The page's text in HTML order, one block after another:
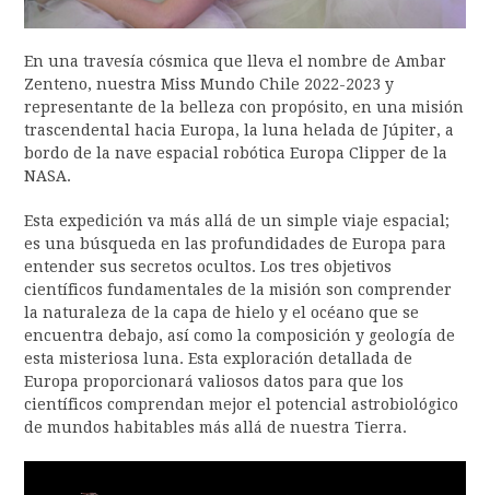
En una travesía cósmica que lleva el nombre de Ambar
Zenteno, nuestra Miss Mundo Chile 2022-2023 y
representante de la belleza con propósito, en una misión
trascendental hacia Europa, la luna helada de Júpiter, a
bordo de la nave espacial robótica Europa Clipper de la
NASA.
Esta expedición va más allá de un simple viaje espacial;
es una búsqueda en las profundidades de Europa para
entender sus secretos ocultos. Los tres objetivos
científicos fundamentales de la misión son comprender
la naturaleza de la capa de hielo y el océano que se
encuentra debajo, así como la composición y geología de
esta misteriosa luna. Esta exploración detallada de
Europa proporcionará valiosos datos para que los
científicos comprendan mejor el potencial astrobiológico
de mundos habitables más allá de nuestra Tierra.